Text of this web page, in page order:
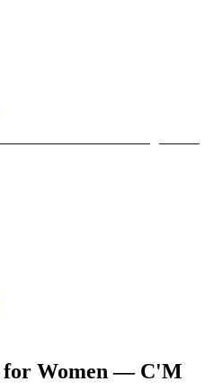
for Women — C'M